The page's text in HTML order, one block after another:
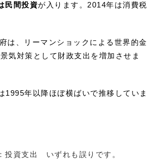
民間投資が入ります。2014年は消費税
は、リーマンショックによる世界的金
気対策として財政支出を増加させま
1995年以降ほぼ横ばいで推移していま
支出 いずれも誤りです。